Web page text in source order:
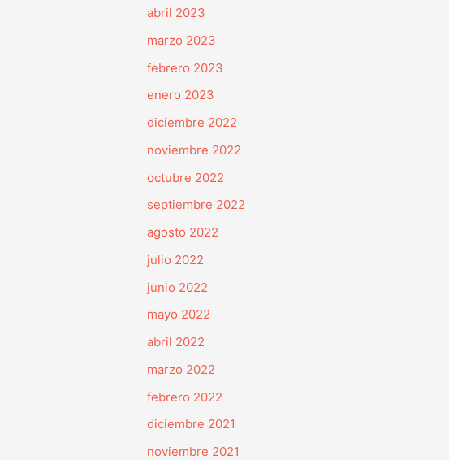
abril 2023
marzo 2023
febrero 2023
enero 2023
diciembre 2022
noviembre 2022
octubre 2022
septiembre 2022
agosto 2022
julio 2022
junio 2022
mayo 2022
abril 2022
marzo 2022
febrero 2022
diciembre 2021
noviembre 2021